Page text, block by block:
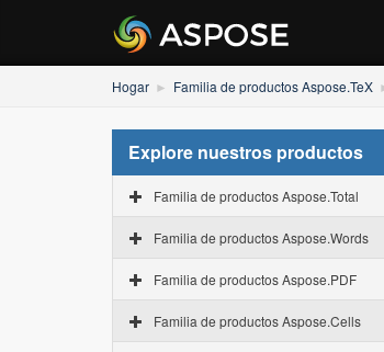
Hogar Familia de productos Aspose.TeX
Explore nuestros productos
Familia de productos Aspose.Total
Familia de productos Aspose.Words
Familia de productos Aspose.PDF
Familia de productos Aspose.Cells